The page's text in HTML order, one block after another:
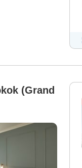
(Grand